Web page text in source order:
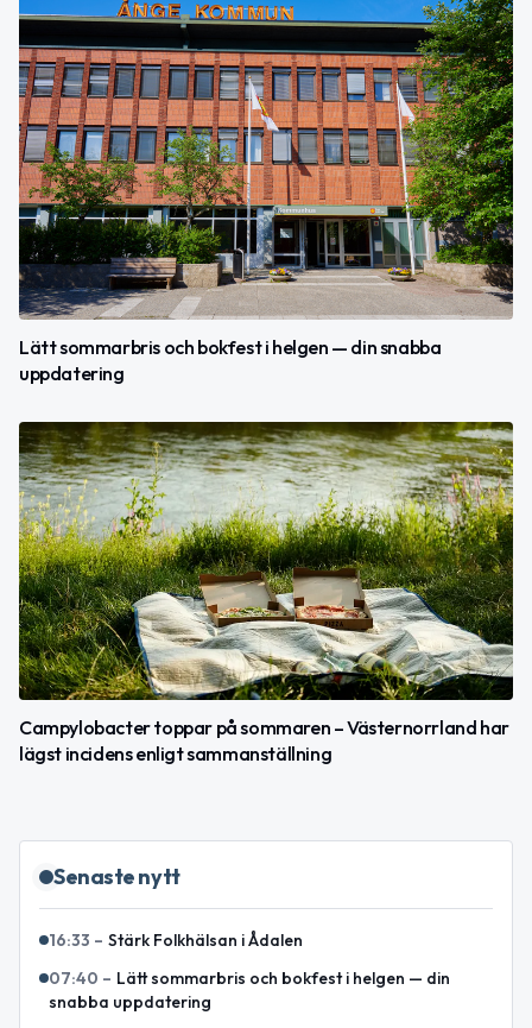
Lätt sommarbris och bokfest i helgen — din snabba
uppdatering
Campylobacter toppar på sommaren – Västernorrland har
lägst incidens enligt sammanställning
Senaste nytt
16:33 – Stärk Folkhälsan i Ådalen
07:40 – Lätt sommarbris och bokfest i helgen — din
snabba uppdatering